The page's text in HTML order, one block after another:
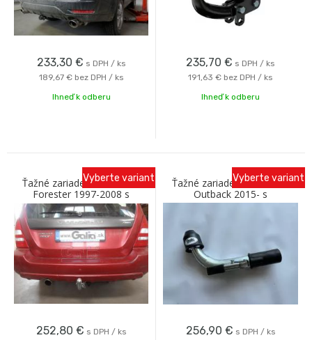
233,30 € s DPH / ks
189,67 € bez DPH / ks
Ihneď k odberu
235,70 € s DPH / ks
191,63 € bez DPH / ks
Ihneď k odberu
Ťažné zariadenie SUBARU
Forester 1997-2008 s
bajonetovým odnímaním C
Galia
252,80 € s DPH / ks
Vyberte variant
Ťažné zariadenie SUBARU
Outback 2015- s
bajonetovým odnímaním C
256,90 € s DPH / ks
Vyberte variant